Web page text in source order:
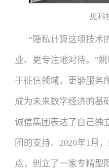
见科
“隐私计算这项技术
业、更专注地对待。”
于征信领域，更能服务
成为未来数字经济的基
诚信集团表达了自己独
团的支持。2020年1月
点，创立了一家专精型